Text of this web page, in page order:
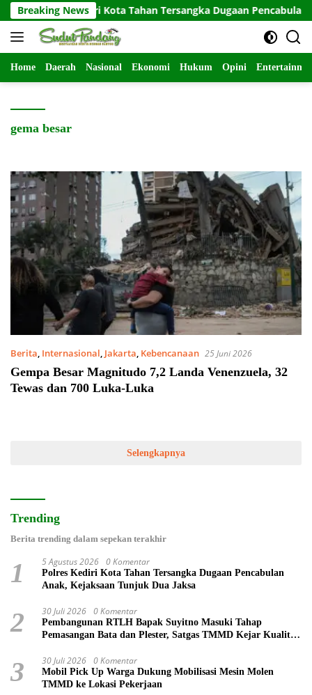
Langsung
ke
konten
Breaking News
Polres Kediri Kota Tahan Tersangka Dugaan Pencabulan
Home Daerah Nasional Ekonomi Hukum Opini
gema besar
Berita, Internasional, Jakarta, Kebencanaan 25 Juni 2026
Gempa Besar Magnitudo 7,2 Landa Venenzuela, 32
Tewas dan 700 Luka-Luka
Selengkapnya
Trending
Berita trending dalam sepekan terakhir
1 5 Agustus 2026 0 Komentar
Polres Kediri Kota Tahan Tersangka Dugaan Pencabulan
Anak, Kejaksaan Tunjuk Dua Jaksa
2 30 Juli 2026 0 Komentar
Pembangunan RTLH Bapak Suyitno Masuki Tahap
Pemasangan Bata dan Plester, Satgas TMMD Kejar Kualitas
3 30 Juli 2026 0 Komentar
Mobil Pick Up Warga Dukung Mobilisasi Mesin Molen
TMMD ke Lokasi Pekerjaan